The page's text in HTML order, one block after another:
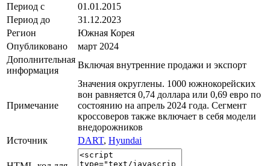
Период с
01.01.2015
Период до
31.12.2023
Регион
Южная Корея
Опубликовано
март 2024
Дополнительная
информация
Включая внутренние продажи и экспорт
Примечание
Значения округлены. 1000 южнокорейских
вон равняется 0,74 доллара или 0,69 евро по
состоянию на апрель 2024 года. Сегмент
кроссоверов также включает в себя модели
внедорожников
Источник
DART, Hyundai